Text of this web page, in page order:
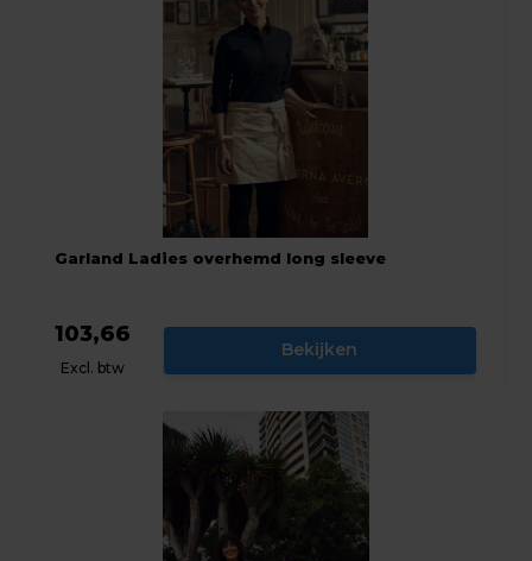
Garland Ladies overhemd long sleeve
103,66
Excl. btw
Bekijken